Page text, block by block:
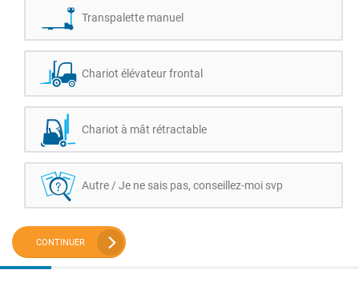
Transpalette manuel
Chariot élévateur frontal
Chariot à mât rétractable
Autre / Je ne sais pas, conseillez-moi svp
CONTINUER